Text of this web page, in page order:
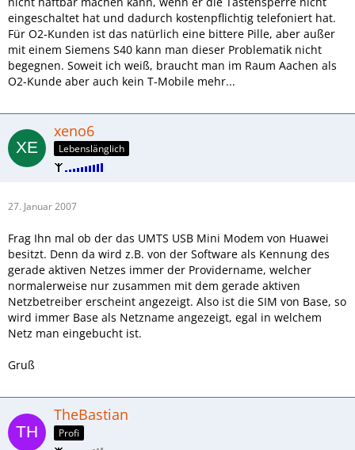
eingeschaltet hat und dadurch kostenpflichtig telefoniert hat.
Für O2-Kunden ist das natürlich eine bittere Pille, aber außer
mit einem Siemens S40 kann man dieser Problematik nicht
begegnen. Soweit ich weiß, braucht man im Raum Aachen als
O2-Kunde aber auch kein T-Mobile mehr...
xeno6
Lebenslänglich
27. Januar 2007
Frag Ihn mal ob der das UMTS USB Mini Modem von Huawei
besitzt. Denn da wird z.B. von der Software als Kennung des
gerade aktiven Netzes immer der Providername, welcher
normalerweise nur zusammen mit dem gerade aktiven
Netzbetreiber erscheint angezeigt. Also ist die SIM von Base, so
wird immer Base als Netzname angezeigt, egal in welchem
Netz man eingebucht ist.
Gruß
TheBastian
Profi